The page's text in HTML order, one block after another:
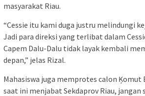
masyarakat Riau.
“Cessie itu kami duga justru melindungi
Jadi para direksi yang terlibat dalam
Capem Dalu-Dalu tidak layak kembali
depan,” jelas Rizal.
Mahasiswa juga memprotes calon Ķomut
saat ini menjabat Sekdaprov Riau, jangan